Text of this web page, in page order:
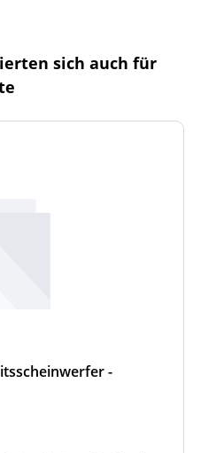
sich auch für
-